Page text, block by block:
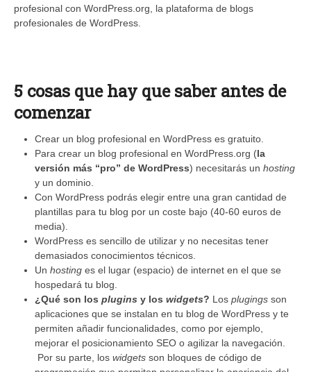
profesional con WordPress.org, la plataforma de blogs
profesionales de WordPress.
5 cosas que hay que saber antes de
comenzar
Crear un blog profesional en WordPress es gratuito.
Para crear un blog profesional en WordPress.org (la
versión más “pro” de WordPress) necesitarás un hosting
y un dominio.
Con WordPress podrás elegir entre una gran cantidad de
plantillas para tu blog por un coste bajo (40-60 euros de
media).
WordPress es sencillo de utilizar y no necesitas tener
demasiados conocimientos técnicos.
Un hosting es el lugar (espacio) de internet en el que se
hospedará tu blog.
¿Qué son los plugins y los widgets? Los plugings son
aplicaciones que se instalan en tu blog de WordPress y te
permiten añadir funcionalidades, como por ejemplo,
mejorar el posicionamiento SEO o agilizar la navegación.
Por su parte, los widgets son bloques de código de